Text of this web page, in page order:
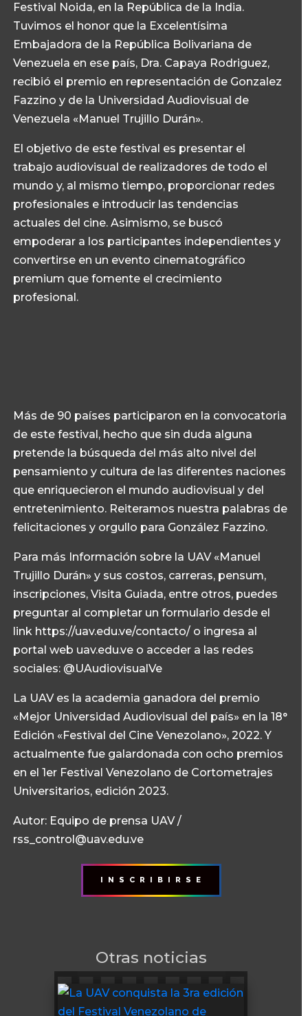
Festival Noida, en la República de la India.
Tuvimos el honor que la Excelentísima
Embajadora de la República Bolivariana de
Venezuela en ese país, Dra. Capaya Rodriguez,
recibió el premio en representación de Gonzalez
Fazzino y de la Universidad Audiovisual de
Venezuela «Manuel Trujillo Durán».
El objetivo de este festival es presentar el
trabajo audiovisual de realizadores de todo el
mundo y, al mismo tiempo, proporcionar redes
profesionales e introducir las tendencias
actuales del cine. Asimismo, se buscó
empoderar a los participantes independientes y
convertirse en un evento cinematográfico
premium que fomente el crecimiento
profesional.
Más de 90 países participaron en la convocatoria
de este festival, hecho que sin duda alguna
pretende la búsqueda del más alto nivel del
pensamiento y cultura de las diferentes naciones
que enriquecieron el mundo audiovisual y del
entretenimiento. Reiteramos nuestra palabras de
felicitaciones y orgullo para González Fazzino.
Para más Información sobre la UAV «Manuel
Trujillo Durán» y sus costos, carreras, pensum,
inscripciones, Visita Guiada, entre otros, puedes
preguntar al completar un formulario desde el
link https://uav.edu.ve/contacto/ o ingresa al
portal web uav.edu.ve o acceder a las redes
sociales: @UAudiovisualVe
La UAV es la academia ganadora del premio
«Mejor Universidad Audiovisual del país» en la 18°
Edición «Festival del Cine Venezolano», 2022. Y
actualmente fue galardonada con ocho premios
en el 1er Festival Venezolano de Cortometrajes
Universitarios, edición 2023.
Autor: Equipo de prensa UAV /
rss_control@uav.edu.ve
I N S C R I B I R S E
Otras noticias